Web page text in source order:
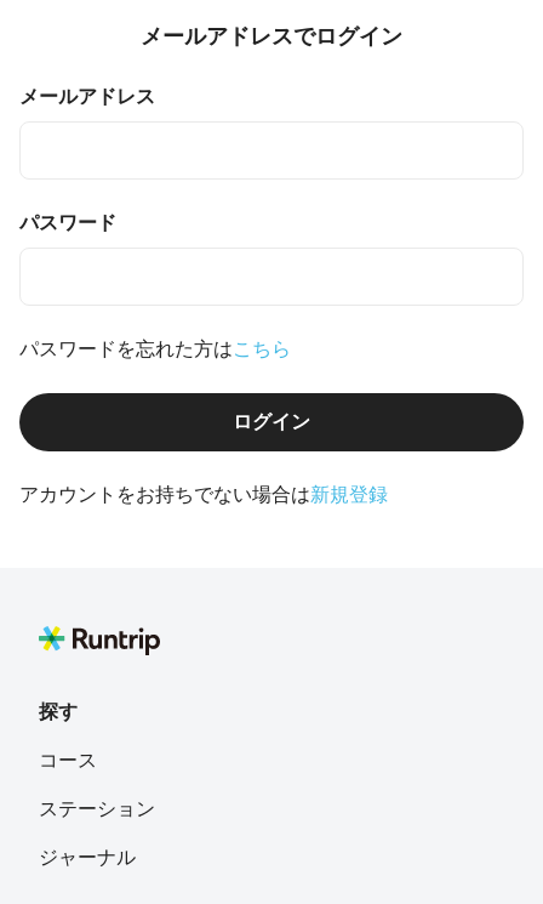
メールアドレスでログイン
メールアドレス
パスワード
パスワードを忘れた方はこちら
ログイン
アカウントをお持ちでない場合は新規登録
探す
コース
ステーション
ジャーナル